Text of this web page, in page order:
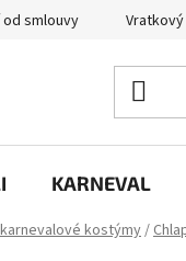
smlouvy Vratkový
KARNEVAL
kostýmy/